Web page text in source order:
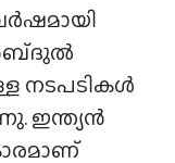
നടപടികൾ
ഇന്ത്യൻ